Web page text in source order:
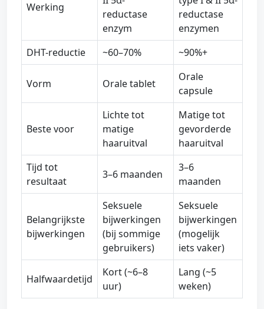
Werking
reductase
enzym
reductase
enzymen
DHT-reductie
~60–70% ~90%+
Vorm Orale tablet
Orale
capsule
Beste voor
Lichte tot
matige
haaruitval
Matige tot
gevorderde
haaruitval
Tijd tot
resultaat
3–6 maanden
3–6
maanden
Belangrijkste
bijwerkingen
Seksuele
bijwerkingen
(bij sommige
gebruikers)
Seksuele
bijwerkingen
(mogelijk
iets vaker)
Halfwaardetijd
Kort (~6–8
uur)
Lang (~5
weken)